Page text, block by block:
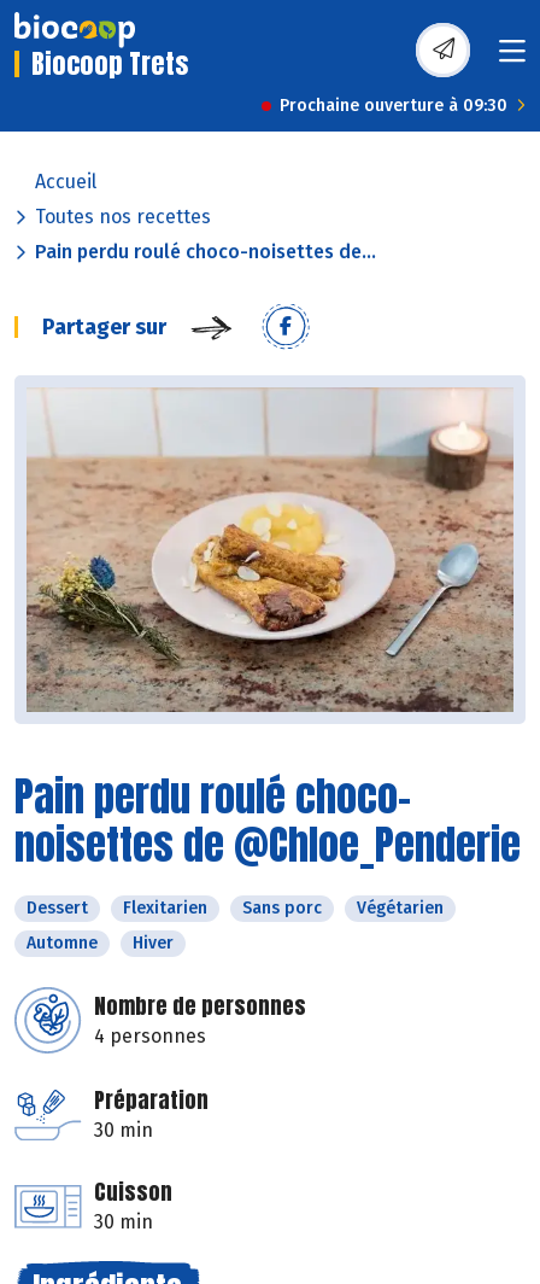
Biocoop Trets
Prochaine ouverture à 09:30
Accueil
Toutes nos recettes
Pain perdu roulé choco-noisettes de...
Partager sur
Pain perdu roulé choco-
noisettes de @Chloe_Penderie
Dessert Flexitarien Sans porc
Végétarien
Automne
Hiver
Nombre de personnes
4 personnes
Préparation
30 min
Cuisson
30 min